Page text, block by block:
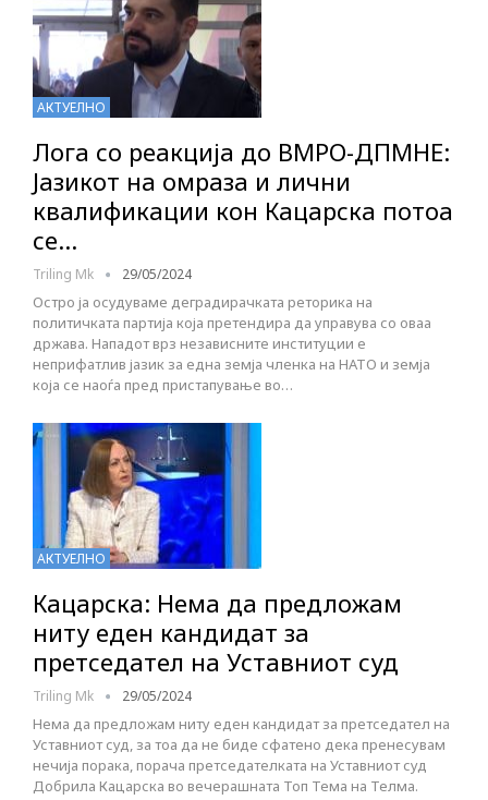
АКТУЕЛНО
Лога со реакција до ВМРО-ДПМНЕ:
Јазикот на омраза и лични
квалификации кон Кацарска потоа
се…
Triling Mk 29/05/2024
Остро ја осудуваме деградирачката реторика на
политичката партија која претендира да управува со оваа
држава. Нападот врз независните институции е
неприфатлив јазик за една земја членка на НАТО и земја
која се наоѓа пред пристапување во…
АКТУЕЛНО
Кацарска: Нема да предложам
ниту еден кандидат за
претседател на Уставниот суд
Triling Mk 29/05/2024
Нема да предложам ниту еден кандидат за претседател на
Уставниот суд, за тоа да не биде сфатено дека пренесувам
нечија порака, порача претседателката на Уставниот суд
Добрила Кацарска во вечерашната Топ Тема на Телма.